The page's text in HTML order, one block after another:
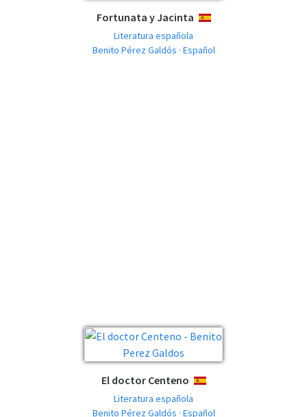
Fortunata y Jacinta ESPAÑOL
Literatura española
Benito Pérez Galdós · Español
El doctor Centeno ESPAÑOL
Literatura española
Benito Pérez Galdós · Español